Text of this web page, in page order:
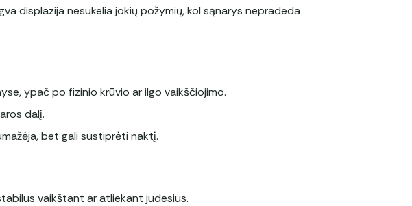
displazija nesukelia jokių požymių, kol sąnarys nepradeda
ypač po fizinio krūvio ar ilgo vaikščiojimo.
dalį.
bet gali sustiprėti naktį.
vaikštant ar atliekant judesius.